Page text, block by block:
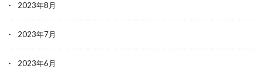
2023年8月
2023年7月
2023年6月